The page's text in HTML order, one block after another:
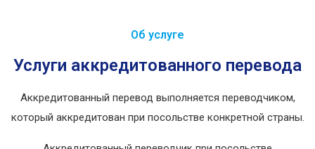
Об услуге
Услуги аккредитованного перевода
Аккредитованный перевод выполняется переводчиком,
который аккредитован при посольстве конкретной страны.